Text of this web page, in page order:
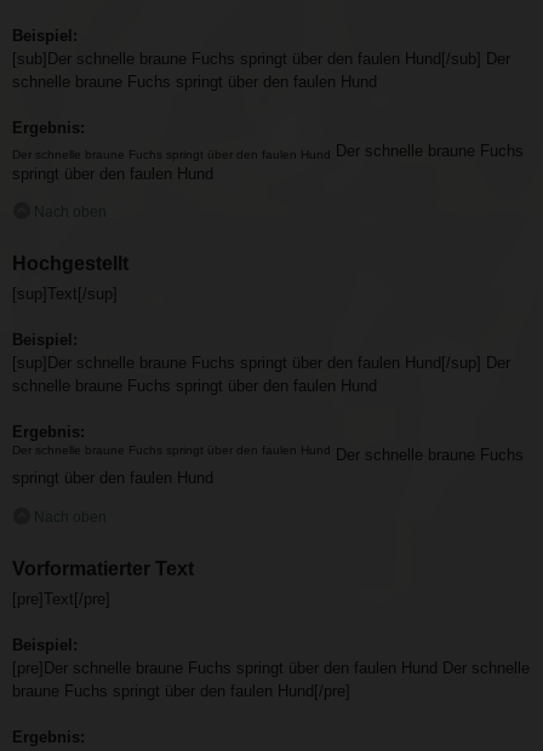
Beispiel:
[sub]Der schnelle braune Fuchs springt über den faulen Hund[/sub] Der
schnelle braune Fuchs springt über den faulen Hund
Ergebnis:
Der schnelle braune Fuchs springt über den faulen Hund
Der schnelle braune Fuchs
springt über den faulen Hund
Nach oben
Hochgestellt
[sup]Text[/sup]
Beispiel:
[sup]Der schnelle braune Fuchs springt über den faulen Hund[/sup] Der
schnelle braune Fuchs springt über den faulen Hund
Ergebnis:
Der schnelle braune Fuchs springt über den faulen Hund
Der schnelle braune Fuchs
springt über den faulen Hund
Nach oben
Vorformatierter Text
[pre]Text[/pre]
Beispiel:
[pre]Der schnelle braune Fuchs springt über den faulen Hund Der schnelle
braune Fuchs springt über den faulen Hund[/pre]
Ergebnis: